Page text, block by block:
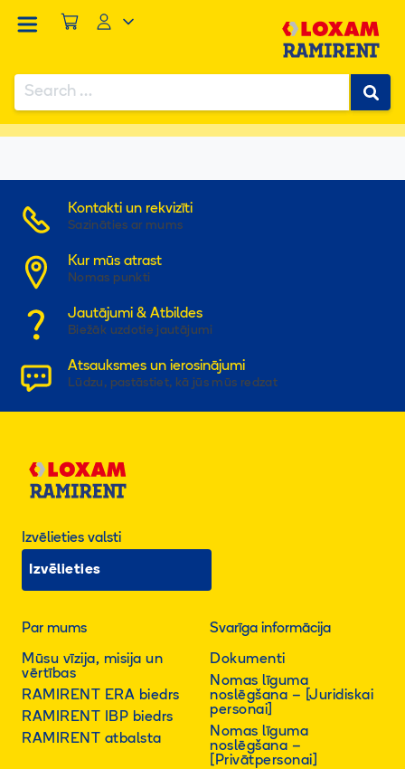
Search
for:
Kontakti un rekvizīti
Sazināties ar mums
Kur mūs atrast
Nomas punkti
Jautājumi & Atbildes
Biežāk uzdotie jautājumi
Atsauksmes un ierosinājumi
Lūdzu, pastāstiet, kā jūs mūs redzat
Izvēlieties valsti
Izvēlieties
Par mums
Mūsu vīzija, misija un
vērtības
RAMIRENT ERA biedrs
RAMIRENT IBP biedrs
RAMIRENT atbalsta
Svarīga informācija
Dokumenti
Nomas līguma
noslēgšana – [Juridiskai
personai]
Nomas līguma
noslēgšana –
[Privātpersonai]